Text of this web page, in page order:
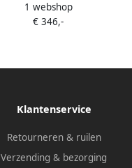
1 webshop
€ 346,-
Klantenservice
Retourneren & ruilen
Verzending & bezorging